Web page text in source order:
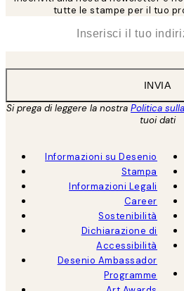
tutte le stampe per il tuo
INVIA
Si prega di leggere la nostra Politica
tuoi dati
Informazioni su Desenio
Stampa
Informazioni Legali
Career
Sostenibilità
Dichiarazione di
Accessibilità
Desenio Ambassador
Programme